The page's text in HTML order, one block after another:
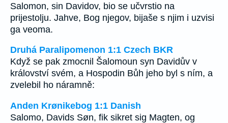
Salomon, sin Davidov, bio se učvrstio na
prijestolju. Jahve, Bog njegov, bijaše s njim i uzvisi
ga veoma.
Druhá Paralipomenon 1:1 Czech BKR
Když se pak zmocnil Šalomoun syn Davidův v
království svém, a Hospodin Bůh jeho byl s ním, a
zvelebil ho náramně:
Anden Krønikebog 1:1 Danish
Salomo, Davids Søn, fik sikret sig Magten, og